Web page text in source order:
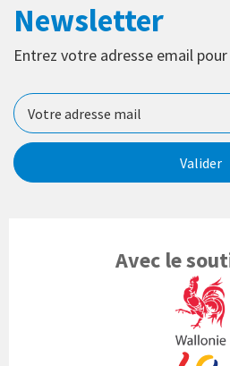
Newsletter
Entrez votre adresse email
Valider
Avec le